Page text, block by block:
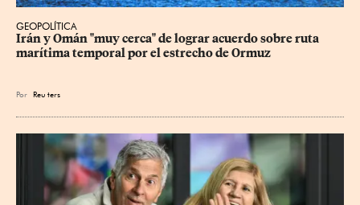
GEOPOLÍTICA
Irán y Omán "muy cerca" de lograr acuerdo sobre ruta
marítima temporal por el estrecho de Ormuz
Por Reu ters